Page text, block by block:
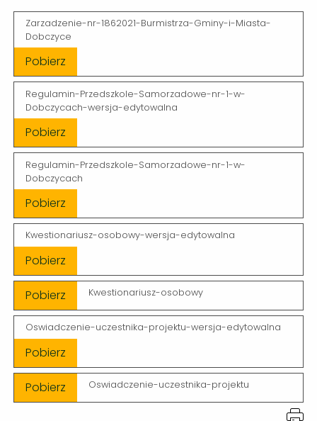
Zarzadzenie-nr-1862021-Burmistrza-Gminy-i-Miasta-
Dobczyce
Pobierz
Regulamin-Przedszkole-Samorzadowe-nr-1-w-
Dobczycach-wersja-edytowalna
Pobierz
Regulamin-Przedszkole-Samorzadowe-nr-1-w-
Dobczycach
Pobierz
Kwestionariusz-osobowy-wersja-edytowalna
Pobierz
Kwestionariusz-osobowy
Pobierz
Oswiadczenie-uczestnika-projektu-wersja-edytowalna
Pobierz
Oswiadczenie-uczestnika-projektu
Pobierz